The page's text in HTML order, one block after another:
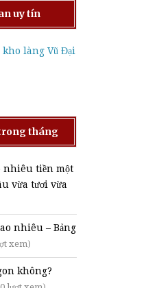
uy tín
kho làng Vũ Đại
tháng
nhiêu tiền một
vừa tươi vừa
nhiêu – Bảng
xem)
không?